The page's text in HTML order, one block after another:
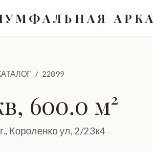
АРКА
22899
600.0 м²
Короленко ул, 2/23к4